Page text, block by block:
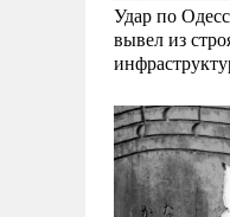
Удар по
вывел из